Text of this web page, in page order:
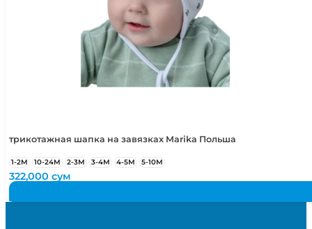
трикотажная шапка на завязках Marika Польша
1-2М 10-24М 2-3М 3-4М 4-5М 5-10М
322,000сум